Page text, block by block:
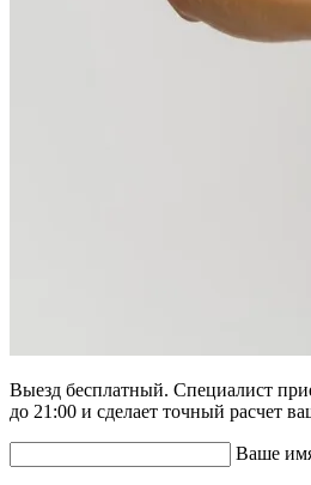
Выезд бесплатный. Специалист
до 21:00 и сделает точный расчет
Ваше